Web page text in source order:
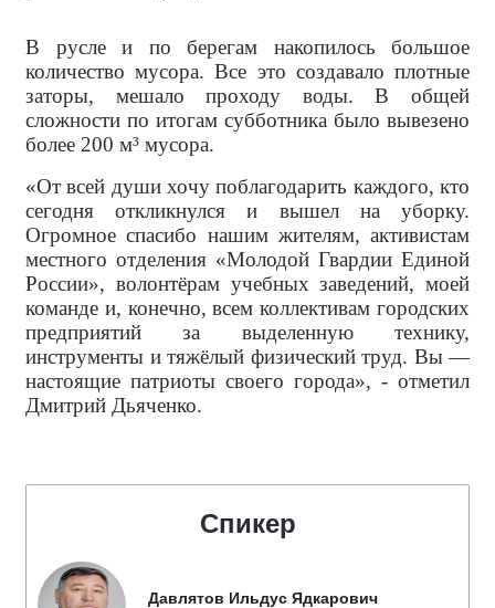
В русле и по берегам накопилось большое
количество мусора. Все это создавало плотные
заторы, мешало проходу воды. В общей
сложности по итогам субботника было вывезено
более 200 м³ мусора.
«От всей души хочу поблагодарить каждого, кто
сегодня откликнулся и вышел на уборку.
Огромное спасибо нашим жителям, активистам
местного отделения «Молодой Гвардии Единой
России», волонтёрам учебных заведений, моей
команде и, конечно, всем коллективам городских
предприятий за выделенную технику,
инструменты и тяжёлый физический труд. Вы —
настоящие патриоты своего города», - отметил
Дмитрий Дьяченко.
Спикер
Давлятов Ильдус Ядкарович